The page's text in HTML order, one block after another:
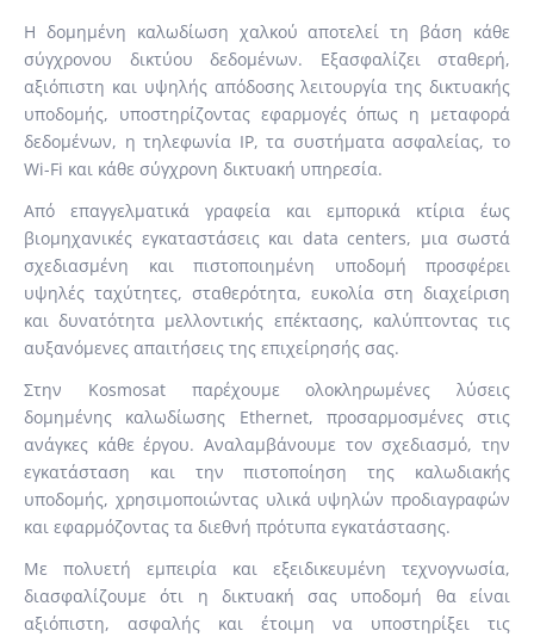
Η δομημένη καλωδίωση χαλκού αποτελεί τη βάση κάθε
σύγχρονου δικτύου δεδομένων. Εξασφαλίζει σταθερή,
αξιόπιστη και υψηλής απόδοσης λειτουργία της δικτυακής
υποδομής, υποστηρίζοντας εφαρμογές όπως η μεταφορά
δεδομένων, η τηλεφωνία IP, τα συστήματα ασφαλείας, το
Wi-Fi και κάθε σύγχρονη δικτυακή υπηρεσία.
Από επαγγελματικά γραφεία και εμπορικά κτίρια έως
βιομηχανικές εγκαταστάσεις και data centers, μια σωστά
σχεδιασμένη και πιστοποιημένη υποδομή προσφέρει
υψηλές ταχύτητες, σταθερότητα, ευκολία στη διαχείριση
και δυνατότητα μελλοντικής επέκτασης, καλύπτοντας τις
αυξανόμενες απαιτήσεις της επιχείρησής σας.
Στην Kosmosat παρέχουμε ολοκληρωμένες λύσεις
δομημένης καλωδίωσης Ethernet, προσαρμοσμένες στις
ανάγκες κάθε έργου. Αναλαμβάνουμε τον σχεδιασμό, την
εγκατάσταση και την πιστοποίηση της καλωδιακής
υποδομής, χρησιμοποιώντας υλικά υψηλών προδιαγραφών
και εφαρμόζοντας τα διεθνή πρότυπα εγκατάστασης.
Με πολυετή εμπειρία και εξειδικευμένη τεχνογνωσία,
διασφαλίζουμε ότι η δικτυακή σας υποδομή θα είναι
αξιόπιστη, ασφαλής και έτοιμη να υποστηρίξει τις